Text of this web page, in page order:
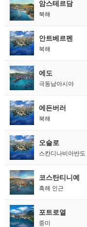
암스테르담
북해
안트베르펜
북해
에도
극동남아시아
에든버러
북해
오슬로
스칸디나비아반도
코스탄티니예
흑해 인근
포트로열
중미